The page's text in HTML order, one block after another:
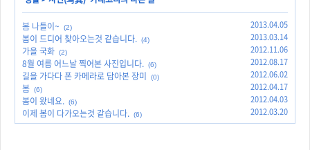
봄 나들이~ (2) 2013.04.05
봄이 드디어 찾아오는것 같습니다. (4) 2013.03.14
가을 국화 (2) 2012.11.06
8월 여름 어느날 찍어본 사진입니다. (6) 2012.08.17
길을 가다다 폰 카메라로 담아본 장미 (0) 2012.06.02
봄 (6) 2012.04.17
봄이 왔네요. (6) 2012.04.03
이제 봄이 다가오는것 같습니다. (6) 2012.03.20